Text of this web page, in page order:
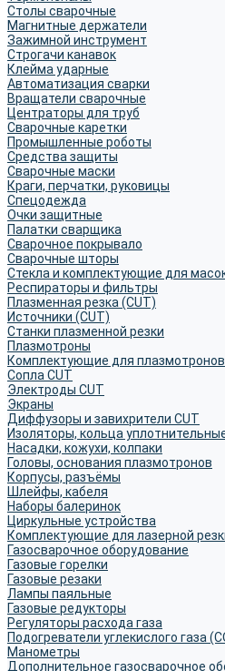
Столы сварочные
Магнитные держатели
Зажимной инструмент
Строгачи канавок
Клейма ударные
Автоматизация сварки
Вращатели сварочные
Центраторы для труб
Сварочные каретки
Промышленные роботы
Средства защиты
Сварочные маски
Краги, перчатки, руковицы
Спецодежда
Очки защитные
Палатки сварщика
Сварочное покрывало
Сварочные шторы
Стекла и комплектующие для
Респираторы и фильтры
Плазменная резка (CUT)
Источники (CUT)
Станки плазменной резки
Плазмотроны
Комплектующие для плазмотронов
Сопла CUT
Электроды CUT
Экраны
Диффузоры и завихрители CUT
Изоляторы, кольца
Насадки, кожухи, колпаки
Головы, основания плазмотронов
Корпусы, разъёмы
Шлейфы, кабеля
Наборы балеринок
Циркульные устройства
Комплектующие для лазерной
Газосварочное оборудование
Газовые горелки
Газовые резаки
Лампы паяльные
Газовые редукторы
Регуляторы расхода газа
Подогреватели углекислого газа
Манометры
Дополнительное газосварочное